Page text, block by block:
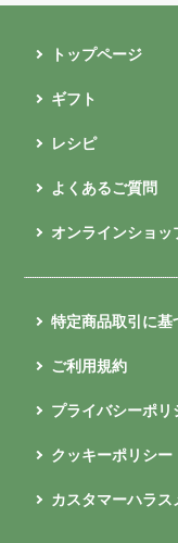
トップページ
ギフト
レシピ
よくあるご質問
オンラインショッ
特定商品取引に基
ご利用規約
プライバシーポリ
クッキーポリシー
カスタマーハラ